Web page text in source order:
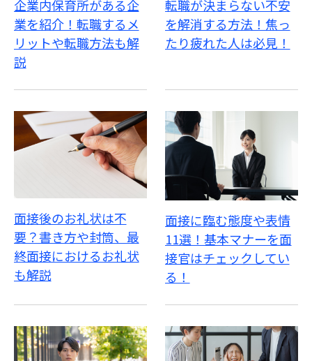
企業内保育所がある企
業を紹介！転職するメ
リットや転職方法も解
説
転職が決まらない不安
を解消する方法！焦っ
たり疲れた人は必見！
面接後のお礼状は不
要？書き方や封筒、最
終面接におけるお礼状
も解説
面接に臨む態度や表情
11選！基本マナーを面
接官はチェックしてい
る！